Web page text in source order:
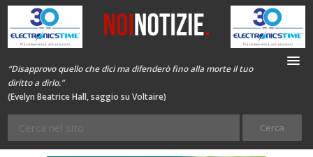
“Disapprovo quello che dici ma difenderò fino alla morte il tuo
diritto a dirlo.”
(Evelyn Beatrice Hall, saggio su Voltaire)